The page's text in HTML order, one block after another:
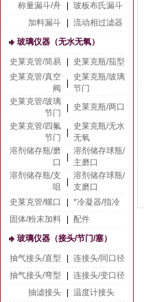
称量漏斗/舟
玻板布氏漏斗
加料漏斗
流动相过滤器
玻璃仪器（无水无氧）
史莱克管/简易
史莱克瓶/茄型
史莱克管/真空
阀
史莱克瓶/玻璃
节门
史莱克管/玻璃
节门
史莱克瓶/两口
史莱克管/四氟
节门
史莱克瓶/无水
无氧
溶剂储存瓶/磨
口
溶剂储存球瓶/
主磨口
溶剂储存瓶/支
咀
溶剂储存球瓶/
支磨口
史莱克管/螺口
*冷凝器/指冷
固体/粉末加料
配件
玻璃仪器（接头/节门/塞）
抽气接头/直型
连接头/同口径
抽气接头/弯型
连接头/变口径
抽滤接头
温度计接头